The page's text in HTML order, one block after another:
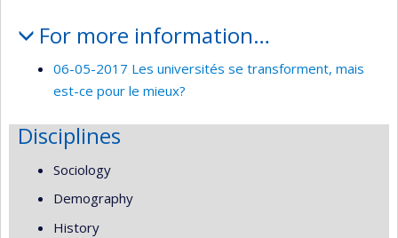
For more information…
06-05-2017 Les universités se transforment, mais
est-ce pour le mieux?
Disciplines
Sociology
Demography
History